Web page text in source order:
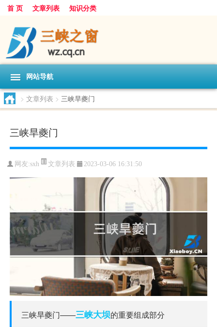
首 页 文章列表 知识分类
网站导航
> 文章列表 > 三峡旱夔门
三峡旱夔门
网友:sxh 文章列表 2023-03-06 16:31:50
三峡旱夔门——三峡大坝的重要组成部分